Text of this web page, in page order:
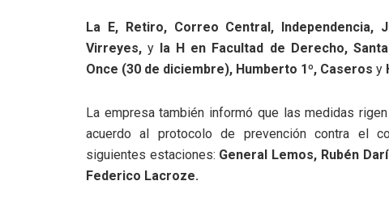
La E, Retiro, Correo Central, Independencia,
Virreyes,y la H en Facultad de Derecho,
Once (30 de diciembre), Humberto 1º, Caseros y
La empresa también informó que las medidas
acuerdo al protocolo de prevención contra el
siguientes estaciones: General Lemos, Rubén
Federico Lacroze.